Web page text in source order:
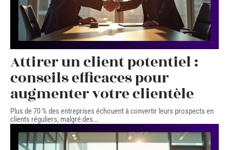
Attirer un client potentiel :
conseils efficaces pour
augmenter votre clientèle
Plus de 70 % des entreprises échouent à convertir leurs prospects en
clients réguliers, malgré des…